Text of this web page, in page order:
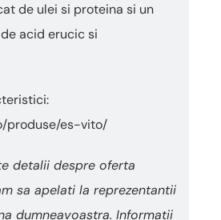
de ulei si proteina si un
acid erucic si
produse/es-vito/
detalii despre oferta
sa apelati la reprezentantii
dumneavoastra. Informatii